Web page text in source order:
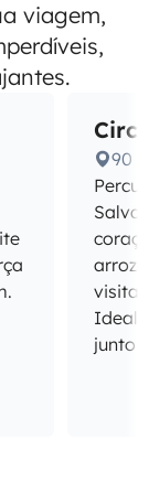
viagem,
90
visita
Ideal
junto